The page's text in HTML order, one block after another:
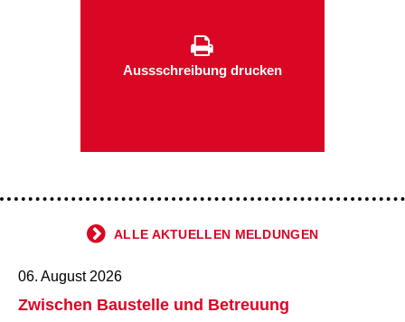
Aussschreibung drucken
ALLE AKTUELLEN MELDUNGEN
06. August 2026
Zwischen Baustelle und Betreuung